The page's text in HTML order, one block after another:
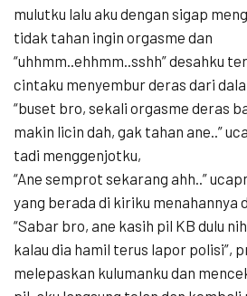
mulutku lalu aku dengan sigap
tidak tahan ingin orgasme dan
“uhhmm..ehhmm..sshh” desahku
cintaku menyembur deras dari
“buset bro, sekali orgasme deras
makin licin dah, gak tahan ane..”
tadi menggenjotku,
“Ane semprot sekarang ahh..”
yang berada di kiriku menahannya
“Sabar bro, ane kasih pil KB dulu
kalau dia hamil terus lapor polisi”,
melepaskan kulumanku dan